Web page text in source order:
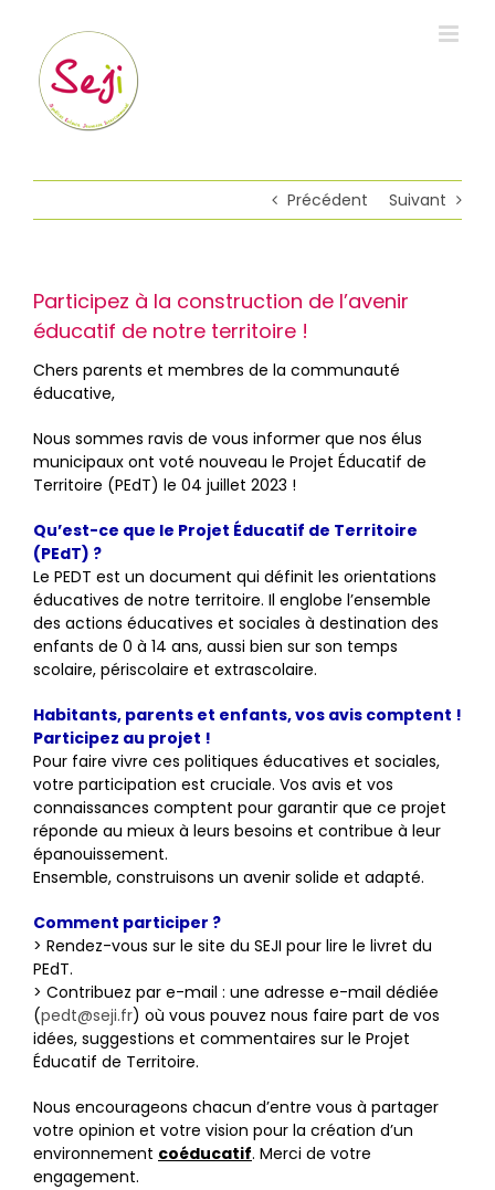
contenu
Précédent Suivant
Participez à la construction de l’avenir
éducatif de notre territoire !
Chers parents et membres de la communauté
éducative,
Nous sommes ravis de vous informer que nos élus
municipaux ont voté nouveau le Projet Éducatif de
Territoire (PEdT) le 04 juillet 2023 !
Qu’est-ce que le Projet Éducatif de Territoire
(PEdT) ?
Le PEDT est un document qui définit les orientations
éducatives de notre territoire. Il englobe l’ensemble
des actions éducatives et sociales à destination des
enfants de 0 à 14 ans, aussi bien sur son temps
scolaire, périscolaire et extrascolaire.
Habitants, parents et enfants, vos avis comptent !
Participez au projet !
Pour faire vivre ces politiques éducatives et sociales,
votre participation est cruciale. Vos avis et vos
connaissances comptent pour garantir que ce projet
réponde au mieux à leurs besoins et contribue à leur
épanouissement.
Ensemble, construisons un avenir solide et adapté.
Comment participer ?
> Rendez-vous sur le site du SEJI pour lire le livret du
PEdT.
> Contribuez par e-mail : une adresse e-mail dédiée
(pedt@seji.fr) où vous pouvez nous faire part de vos
idées, suggestions et commentaires sur le Projet
Éducatif de Territoire.
Nous encourageons chacun d’entre vous à partager
votre opinion et votre vision pour la création d’un
environnement coéducatif. Merci de votre
engagement.